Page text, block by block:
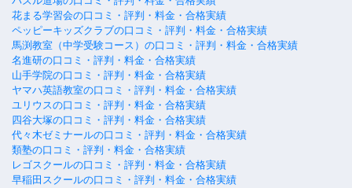
花まる学習会の口コミ・評判・料金・合格実績
ペッピーキッズクラブの口コミ・評判・料金・合格実績
馬渕教室（中学受験コース）の口コミ・評判・料金・合格実績
名進研の口コミ・評判・料金・合格実績
山手学院の口コミ・評判・料金・合格実績
ヤマハ英語教室の口コミ・評判・料金・合格実績
ユリウスの口コミ・評判・料金・合格実績
四谷大塚の口コミ・評判・料金・合格実績
代々木ゼミナールの口コミ・評判・料金・合格実績
類塾の口コミ・評判・料金・合格実績
レゴスクールの口コミ・評判・料金・合格実績
早稲田スクールの口コミ・評判・料金・合格実績